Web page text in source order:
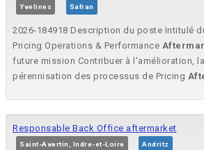
Yvelines Safran
2026-184918 Description du poste Intitulé
Pricing Operations & Performance
future mission Contribuer à l'amélioration,
pérennisation des processus de Pricing
Responsable Back Office aftermarket
Saint-Avertin, Indre-et-Loire Andritz